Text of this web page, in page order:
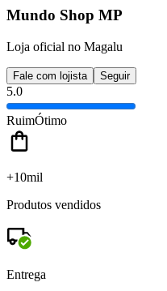
Mundo Shop MP
Loja oficial no Magalu
Fale com lojista Seguir
5.0
RuimÓtimo
+10mil
Produtos vendidos
Entrega